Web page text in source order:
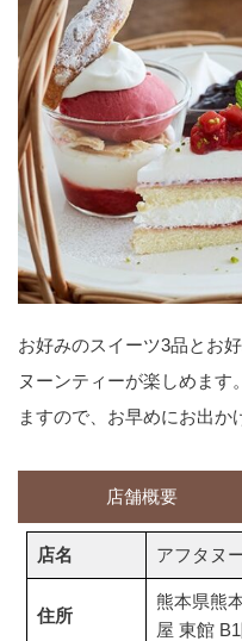
お好みのスイーツ3品とお
ヌーンティーが楽しめます。
ますので、お早めにお出か
店舗概要
店名 アフタヌ
住所
熊本県熊
屋 東館